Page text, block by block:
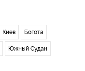
Киев Богота
Южный Судан